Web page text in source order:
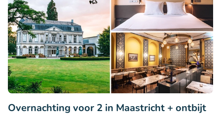
Overnachting voor 2 in Maastricht + ontbijt